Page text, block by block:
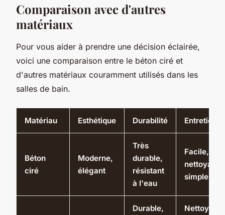
Comparaison avec d'autres
matériaux
Pour vous aider à prendre une décision éclairée,
voici une comparaison entre le béton ciré et
d'autres matériaux couramment utilisés dans les
salles de bain.
Matériau Esthétique Durabilité Entretien
Béton
ciré
Moderne,
élégant
Très
durable,
résistant
à l'eau
Facile,
nettoyage
simple
Durable,
Nettoyage